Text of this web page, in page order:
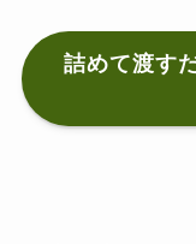
詰めて渡す